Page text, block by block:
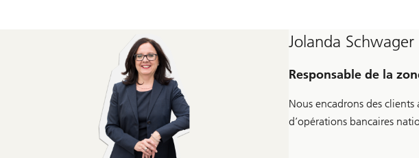
Jolanda Schwager
Responsable de la
Nous encadrons des
d’opérations bancaires